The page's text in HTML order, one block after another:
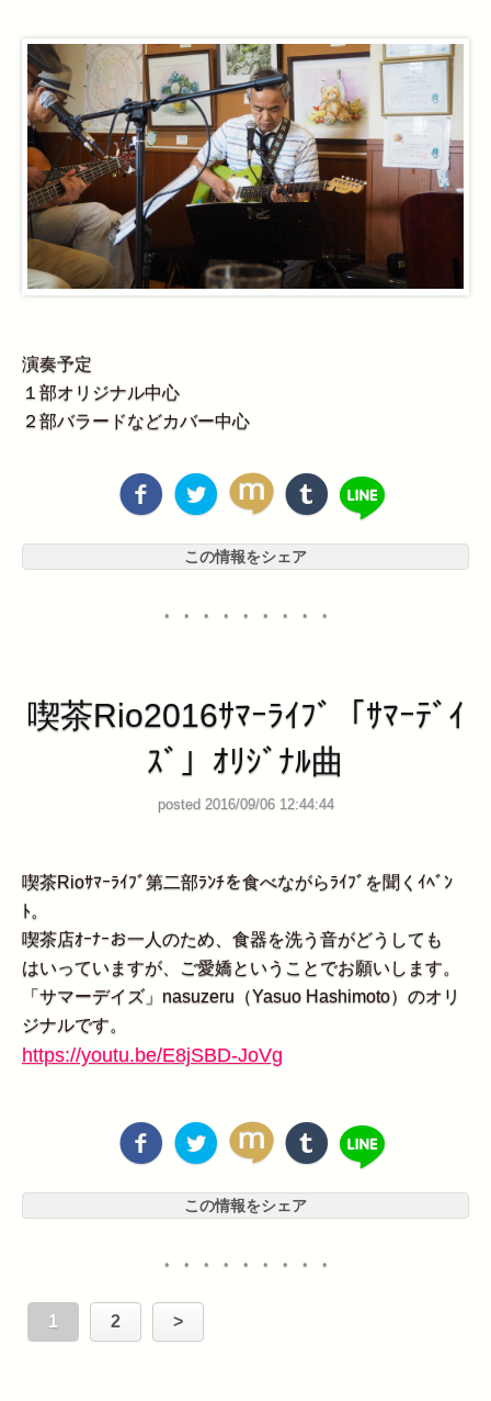
演奏予定
１部オリジナル中心
２部バラードなどカバー中心
この情報をシェア
・・・・・・・・・
喫茶Rio2016ｻﾏｰﾗｲﾌﾞ「ｻﾏｰﾃﾞｲ
ｽﾞ」ｵﾘｼﾞﾅﾙ曲
posted 2016/09/06 12:44:44
喫茶Rioｻﾏｰﾗｲﾌﾞ第二部ﾗﾝﾁを食べながらﾗｲﾌﾞを聞くｲﾍﾞﾝ
ﾄ。
喫茶店ｵｰﾅｰお一人のため、食器を洗う音がどうしても
はいっていますが、ご愛嬌ということでお願いします。
「サマーデイズ」nasuzeru（Yasuo Hashimoto）のオリ
ジナルです。
https://youtu.be/E8jSBD-JoVg
この情報をシェア
・・・・・・・・・
1 2 >